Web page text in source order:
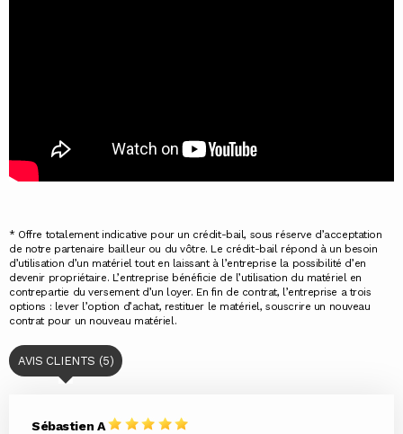
* Offre totalement indicative pour un crédit-bail, sous réserve d’acceptation
de notre partenaire bailleur ou du vôtre. Le crédit-bail répond à un besoin
d’utilisation d’un matériel tout en laissant à l’entreprise la possibilité d’en
devenir propriétaire. L’entreprise bénéficie de l’utilisation du matériel en
contrepartie du versement d’un loyer. En fin de contrat, l’entreprise a trois
options : lever l’option d’achat, restituer le matériel, souscrire un nouveau
contrat pour un nouveau matériel.
AVIS CLIENTS (5)
Sébastien A